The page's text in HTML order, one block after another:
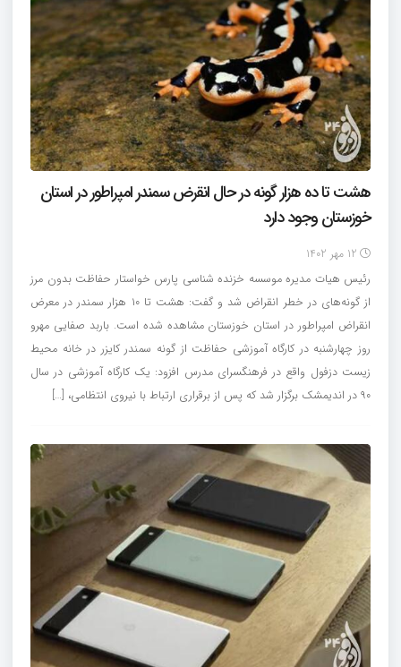
هشت تا ده هزار گونه در حال انقرض سمندر امپراطور در استان
خوزستان وجود دارد
12 مهر 1402
رئیس هیات مدیره موسسه خزنده شناسی پارس خواستار حفاظت بدون مرز
از گونه‌های در خطر انقراض شد و گفت: هشت تا ۱۰ هزار سمندر در معرض
انقراض امپراطور در استان خوزستان مشاهده شده است. باربد صفایی مهرو
روز چهارشنبه در کارگاه آموزشی حفاظت از گونه سمندر کایزر در خانه محیط
زیست دزفول واقع در فرهنگسرای مدرس افزود: یک کارگاه آموزشی در سال
۹۰ در اندیمشک برگزار شد که پس از برقراری ارتباط با نیروی انتظامی، […]